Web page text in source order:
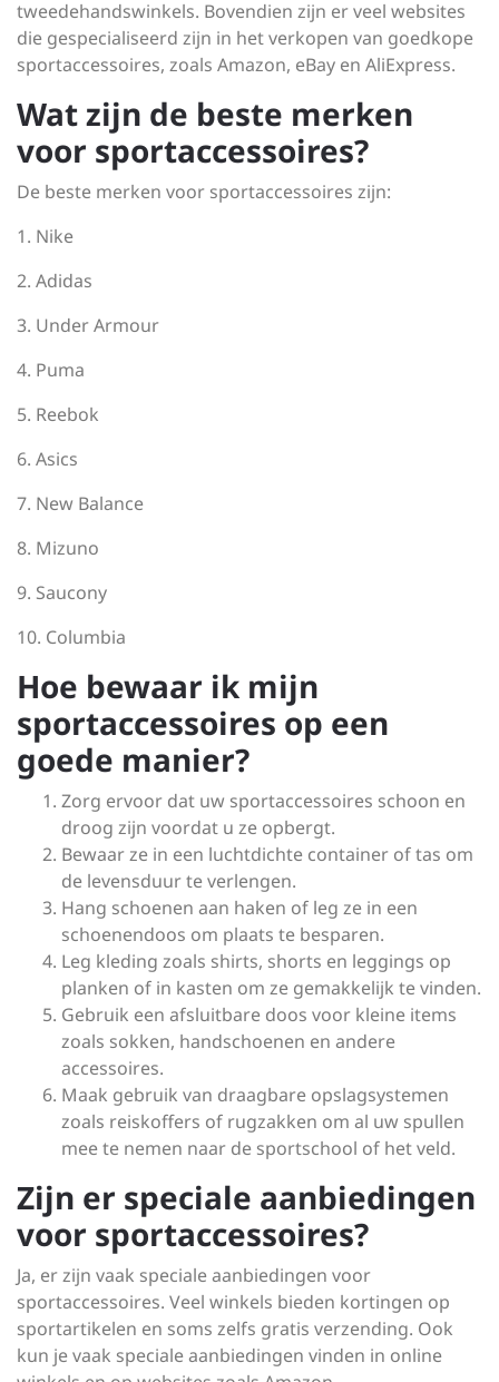
tweedehandswinkels. Bovendien zijn er veel websites
die gespecialiseerd zijn in het verkopen van goedkope
sportaccessoires, zoals Amazon, eBay en AliExpress.
Wat zijn de beste merken
voor sportaccessoires?
De beste merken voor sportaccessoires zijn:
1. Nike
2. Adidas
3. Under Armour
4. Puma
5. Reebok
6. Asics
7. New Balance
8. Mizuno
9. Saucony
10. Columbia
Hoe bewaar ik mijn
sportaccessoires op een
goede manier?
Zorg ervoor dat uw sportaccessoires schoon en
droog zijn voordat u ze opbergt.
Bewaar ze in een luchtdichte container of tas om
de levensduur te verlengen.
Hang schoenen aan haken of leg ze in een
schoenendoos om plaats te besparen.
Leg kleding zoals shirts, shorts en leggings op
planken of in kasten om ze gemakkelijk te vinden.
Gebruik een afsluitbare doos voor kleine items
zoals sokken, handschoenen en andere
accessoires.
Maak gebruik van draagbare opslagsystemen
zoals reiskoffers of rugzakken om al uw spullen
mee te nemen naar de sportschool of het veld.
Zijn er speciale aanbiedingen
voor sportaccessoires?
Ja, er zijn vaak speciale aanbiedingen voor
sportaccessoires. Veel winkels bieden kortingen op
sportartikelen en soms zelfs gratis verzending. Ook
kun je vaak speciale aanbiedingen vinden in online